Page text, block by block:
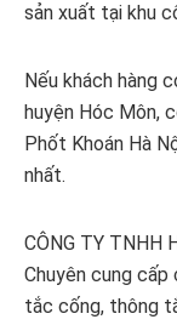
sản xuất tại khu
Nếu khách hàng
huyện Hóc Môn,
Phốt Khoán Hà
nhất.
CÔNG TY TNHH
Chuyên cung
tắc cống, thông